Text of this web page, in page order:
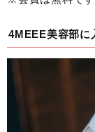
4MEEE美容部に